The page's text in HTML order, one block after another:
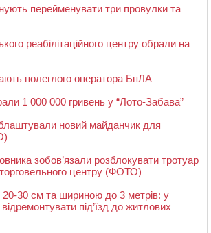
перейменувати три провулки та
реабілітаційного центру обрали на
полеглого оператора БпЛА
1 000 000 гривень у “Лото-Забава”
новий майданчик для
зобов’язали розблокувати тротуар
центру (ФОТО)
20-30 см та шириною до 3 метрів: у
під’їзд до житлових